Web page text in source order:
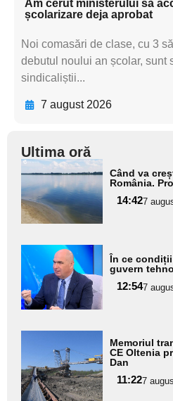
Am cerut ministerului să
școlarizare deja aprobat
Noi comasări de clase, cu 3
debutul noului an școlar, sunt
sindicaliștii...
7 august 2026
Ultima oră
Adaugă
aici textul
pentru
subtitlu
Când va
România.
14:427
Adaugă
aici textul
pentru
subtitlu
În ce
guvern
12:547
aici textul
pentru
subtitlu
Memoriul
CE Oltenia
Dan
11:227